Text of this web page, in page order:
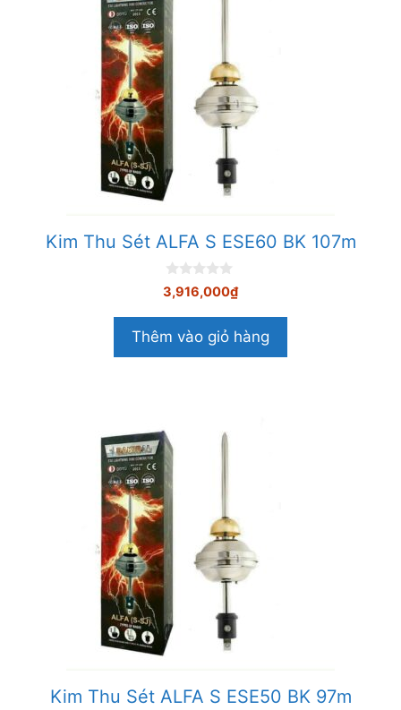
Kim Thu Sét ALFA S ESE60 BK 107m
0
n
à
5
3,916,000₫
Thêm vào giỏ hàng
Kim Thu Sét ALFA S ESE50 BK 97m